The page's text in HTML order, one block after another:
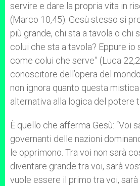
servire e dare la propria vita in
(Marco 10,45). Gesù stesso si
più grande, chi sta a tavola o chi
colui che sta a tavola? Eppure io
come colui che serve” (Luca
conoscitore dell’opera del
non ignora quanto questa
alternativa alla logica del potere
È quello che afferma Gesù: “Voi
governanti delle nazioni
le opprimono. Tra voi non sarà
diventare grande tra voi, sarà
vuole essere il primo tra voi,